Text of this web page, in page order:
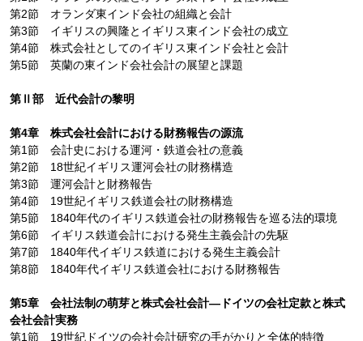
第2節 オランダ東インド会社の組織と会計
第3節 イギリスの興隆とイギリス東インド会社の成立
第4節 株式会社としてのイギリス東インド会社と会計
第5節 英蘭の東インド会社会計の展望と課題
第Ⅱ部 近代会計の黎明
第4章 株式会社会計における財務報告の源流
第1節 会計史における運河・鉄道会社の意義
第2節 18世紀イギリス運河会社の財務構造
第3節 運河会計と財務報告
第4節 19世紀イギリス鉄道会社の財務構造
第5節 1840年代のイギリス鉄道会社の財務報告を巡る法的環境
第6節 イギリス鉄道会計における発生主義会計の先駆
第7節 1840年代イギリス鉄道における発生主義会計
第8節 1840年代イギリス鉄道会社における財務報告
第5章 会社法制の萌芽と株式会社会計―ドイツの会社定款と株式
会社会計実務
第1節 19世紀ドイツの会社会計研究の手がかりと全体的特徴